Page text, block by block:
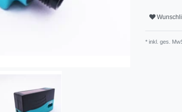
* inkl. ges.